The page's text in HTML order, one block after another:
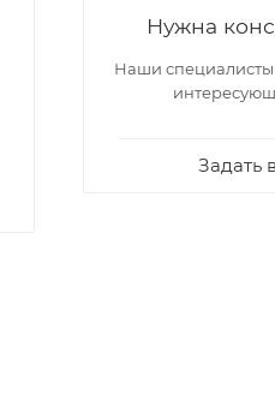
Нужна
Наши специалисты
Задать